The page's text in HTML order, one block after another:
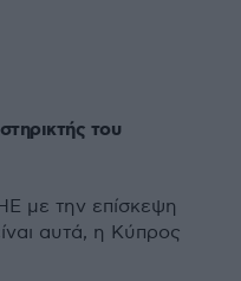
του
με την επίσκεψη
αυτά, η Κύπρος